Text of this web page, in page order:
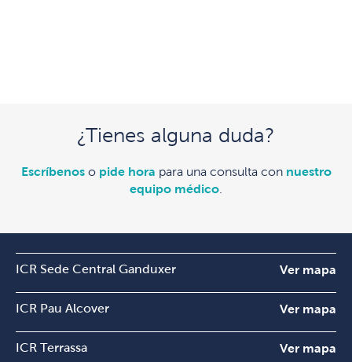
¿Tienes alguna duda?
Escríbenoso pide hora para una consulta con nuestro
equipo médico
ICR Sede Central Ganduxer Ver mapa
ICR Pau Alcover Ver mapa
ICR Terrassa Ver mapa